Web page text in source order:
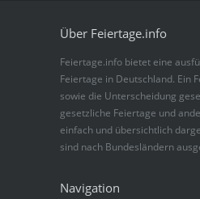
Über Feiertage.info
Feiertage.info bietet eine
Feiertage in Deutschland. Ein
sowie die Unterscheidung
gesetzliche Feiertage und
einfach und übersichtlich
sind nach Bundesländern
Navigation